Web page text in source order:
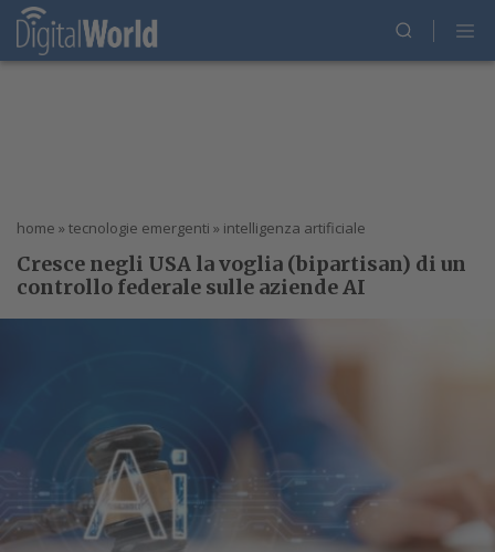
home » tecnologie emergenti » intelligenza artificiale
Cresce negli USA la voglia (bipartisan) di un
controllo federale sulle aziende AI